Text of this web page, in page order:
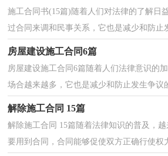
施工合同书(15篇)随着人们对法律的了解日
过合同来调和民事关系，它也是减少和防止
么大家知道合法的合同书怎么写吗？下面是
房屋建设施工合同6篇
房屋建设施工合同6篇随着人们法律意识的
场合越来越多，它也是减少和防止发生争议
解除施工合同 15篇
解除施工合同 15篇随着法律知识的普及，
要用到合同，合同能够促使双方正确行使权